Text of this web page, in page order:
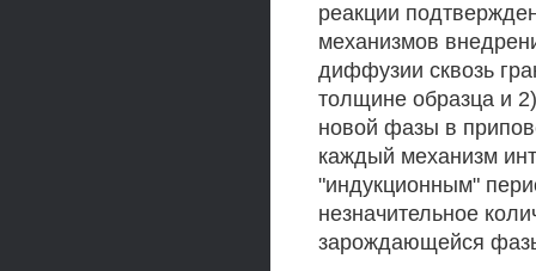
реакции
механизмов
диффузии сквозь
толщине образца и
новой фазы в
каждый механизм
"индукционным"
незначительное
зарождающейся